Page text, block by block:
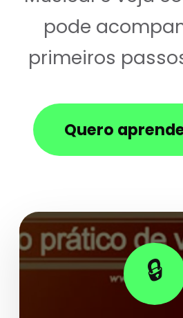
pode
primeiros
Quero
🔒